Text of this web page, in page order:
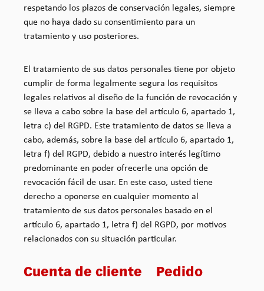
respetando los plazos de conservación legales, siempre
que no haya dado su consentimiento para un
tratamiento y uso posteriores.
El tratamiento de sus datos personales tiene por objeto
cumplir de forma legalmente segura los requisitos
legales relativos al diseño de la función de revocación y
se lleva a cabo sobre la base del artículo 6, apartado 1,
letra c) del RGPD. Este tratamiento de datos se lleva a
cabo, además, sobre la base del artículo 6, apartado 1,
letra f) del RGPD, debido a nuestro interés legítimo
predominante en poder ofrecerle una opción de
revocación fácil de usar. En este caso, usted tiene
derecho a oponerse en cualquier momento al
tratamiento de sus datos personales basado en el
artículo 6, apartado 1, letra f) del RGPD, por motivos
relacionados con su situación particular.
Cuenta de cliente Pedido